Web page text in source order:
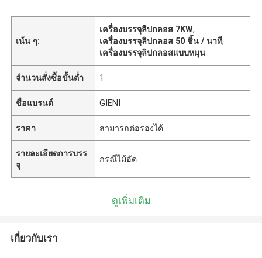
เน้น ๆ:
เครื่องบรรจุลิปกลอส 7KW,
เครื่องบรรจุลิปกลอส 50 ชิ้น / นาที,
เครื่องบรรจุลิปกลอสแบบหมุน
จำนวนสั่งซื้อขั้นต่ำ 1
ชื่อแบรนด์ GIENI
ราคา สามารถต่อรองได้
รายละเอียดการบรร
จุ
กรณีไม้อัด
ดูเพิ่มเติม
เกี่ยวกับเรา